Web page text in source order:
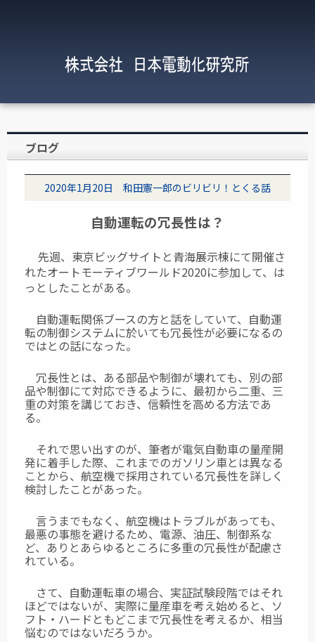
ブログ
2020年1月20日 和田憲一郎のビリビリ！とくる話
自動運転の冗長性は？
先週、東京ビッグサイトと青海展示棟にて開催さ
れたオートモーティブワールド2020に参加して、は
っとしたことがある。
自動運転関係ブースの方と話をしていて、自動運
転の制御システムに於いても冗長性が必要になるの
ではとの話になった。
冗長性とは、ある部品や制御が壊れても、別の部
品や制御にて対応できるように、最初から二重、三
重の対策を講じておき、信頼性を高める方法であ
る。
それで思い出すのが、筆者が電気自動車の量産開
発に着手した際、これまでのガソリン車とは異なる
ことから、航空機で採用されている冗長性を詳しく
検討したことがあった。
言うまでもなく、航空機はトラブルがあっても、
最悪の事態を避けるため、電源、油圧、制御系な
ど、ありとあらゆるところに多重の冗長性が配慮さ
れている。
さて、自動運転車の場合、実証試験段階ではそれ
ほどではないが、実際に量産車を考え始めると、ソ
フト・ハードともどこまで冗長性を考えるか、相当
悩むのではないだろうか。